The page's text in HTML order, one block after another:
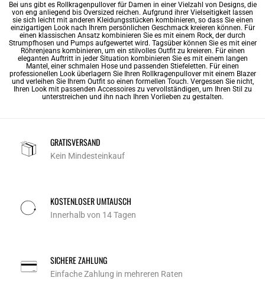
Bei uns gibt es Rollkragenpullover für Damen in einer Vielzahl von Designs, die
von eng anliegend bis Oversized reichen. Aufgrund ihrer Vielseitigkeit lassen
sie sich leicht mit anderen Kleidungsstücken kombinieren, so dass Sie einen
einzigartigen Look nach Ihrem persönlichen Geschmack kreieren können. Für
einen klassischen Ansatz kombinieren Sie es mit einem Rock, der durch
Strumpfhosen und Pumps aufgewertet wird. Tagsüber können Sie es mit einer
Röhrenjeans kombinieren, um ein stilvolles Outfit zu kreieren. Für einen
eleganten Auftritt in jeder Situation kombinieren Sie es mit einem langen
Mantel, einer schmalen Hose und passenden Stiefeletten. Für einen
professionellen Look überlagern Sie Ihren Rollkragenpullover mit einem Blazer
und verleihen Sie Ihrem Outfit so einen formellen Touch. Vergessen Sie nicht,
Ihren Look mit passenden Accessoires zu vervollständigen, um Ihren Stil zu
unterstreichen und ihn nach Ihren Vorlieben zu gestalten.
GRATISVERSAND
Kein Mindesteinkauf
KOSTENLOSER UMTAUSCH
Innerhalb von 14 Tagen
SICHERE ZAHLUNG
Einfache Zahlung in mehreren Raten